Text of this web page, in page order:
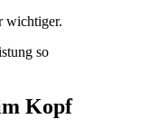
wichtiger.
so
Kopf